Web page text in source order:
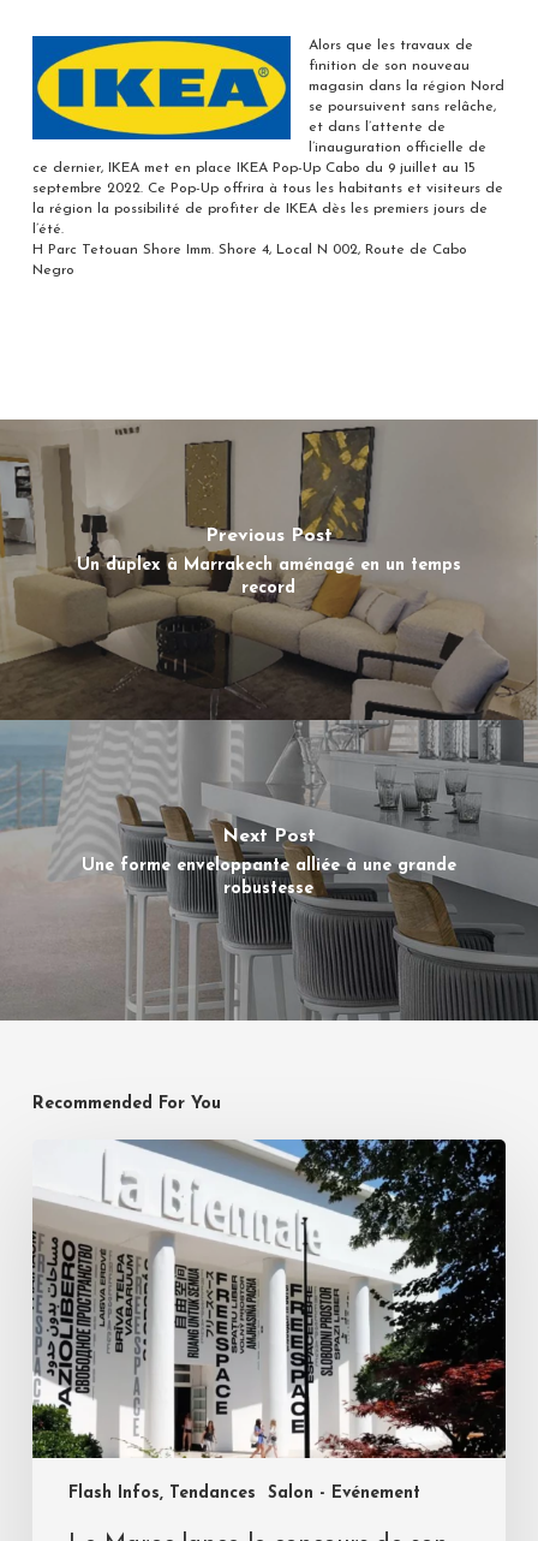
Alors que les travaux de
finition de son nouveau
magasin dans la région Nord
se poursuivent sans relâche,
et dans l’attente de
l’inauguration officielle de
ce dernier, IKEA met en place IKEA Pop-Up Cabo du 9 juillet au 15
septembre 2022. Ce Pop-Up offrira à tous les habitants et visiteurs de
la région la possibilité de profiter de IKEA dès les premiers jours de
l’été.
H Parc Tetouan Shore Imm. Shore 4, Local N 002, Route de Cabo
Negro
Previous Post
Un duplex à Marrakech aménagé en un temps
record
Next Post
Une forme enveloppante alliée à une grande
robustesse
Recommended For You
Flash Infos, Tendances Salon - Evénement